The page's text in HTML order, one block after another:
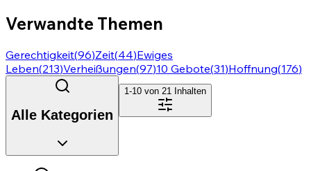
Verwandte Themen
Gerechtigkeit(96)Zeit(44)Ewiges
Leben(213)Verheißungen(97)10 Gebote(31)Hoffnung(176)
Alle Kategorien
1-10 von 21 Inhalten